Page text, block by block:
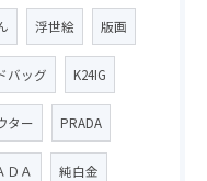
浮世絵 版画
バッグ K24IG
ター PRADA
ＤＡ 純白金